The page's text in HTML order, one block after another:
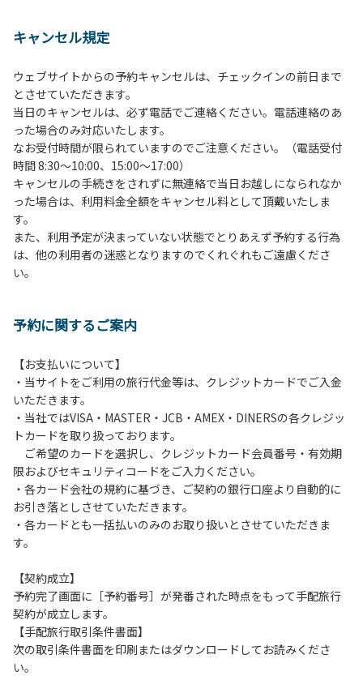
２、中学生以下だけでの利用はできません。高校生以上の方
３、テントサイト（多目的広場を含む。）の使用は、事前に
予約いただいた方のみで、連泊の方を除き、正午からです。
基本的に、テント1張りにつき1区画の予約をお願いします。
管理棟にてチェックインの手続きを行ってください。午後3
時前にお越しの方は、午後3時になりましたら管理棟にて手
続きを行ってください。午後5時過ぎにお越しの方は、翌朝
手続きを行ってください。
４、車両は、荷物の積み下ろし時以外は、駐車場にとめてく
ださい。
５、チェックアウトは、午前10時まで（日帰り使用の場合は
午後5時まで）です。チェックインの手続きを行っていない
方や使用人数が増えた場合は、必ず手続きを行ってくださ
ら午前10時までの間にゴミステーションに出してください。
は、お持ち帰りをお願いします。
【禁止事項】
カラオケ、発電機、地面での直火による焚き火、キャンプフ
ァイヤー、打ち上げ式花火、テントサウナの設置
【注意事項】
当キャンプ場のそばを流れる歴舟川は、上流で雨が降ると短
時間で増水し、川原で遊んでいると大変危険な状態になりや
すく、過去にも増水により人が流される事故が数件起きてい
（１）川原にテントやタープを張らない。
（２）雨が降ったときは川原で遊ばない。
（３）カムイコタン公園キャンプ場で雨が降らなくても、上
流で雨が降り急に増水することがあるので、水の濁りに注意
し、濁り始めたときには直ちに川原での遊びを中止する。
（４）キャンプ場の管理者や地元住民から川についての注意
キャンセル規定
ウェブサイトからの予約キャンセルは、チェックインの前日まで
とさせていただきます。
当日のキャンセルは、必ず電話でご連絡ください。電話連絡のあ
った場合のみ対応いたします。
なお受付時間が限られていますのでご注意ください。（電話受付
時間 8:30～10:00、15:00～17:00）
キャンセルの手続きをされずに無連絡で当日お越しになられなか
った場合は、利用料金全額をキャンセル料として頂戴いたしま
す。
また、利用予定が決まっていない状態でとりあえず予約する行為
は、他の利用者の迷惑となりますのでくれぐれもご遠慮くださ
い。
予約に関するご案内
【お支払いについて】
・当サイトをご利用の旅行代金等は、クレジットカードでご入金
いただきます。
・当社ではVISA・MASTER・JCB・AMEX・DINERSの各クレジッ
トカードを取り扱っております。
ご希望のカードを選択し、クレジットカード会員番号・有効期
限およびセキュリティコードをご入力ください。
・各カード会社の規約に基づき、ご契約の銀行口座より自動的に
お引き落としさせていただきます。
・各カードとも一括払いのみのお取り扱いとさせていただきま
す。
【契約成立】
予約完了画面に［予約番号］が発番された時点をもって手配旅行
契約が成立します。
【手配旅行取引条件書面】
次の取引条件書面を印刷またはダウンロードしてお読みくださ
い。